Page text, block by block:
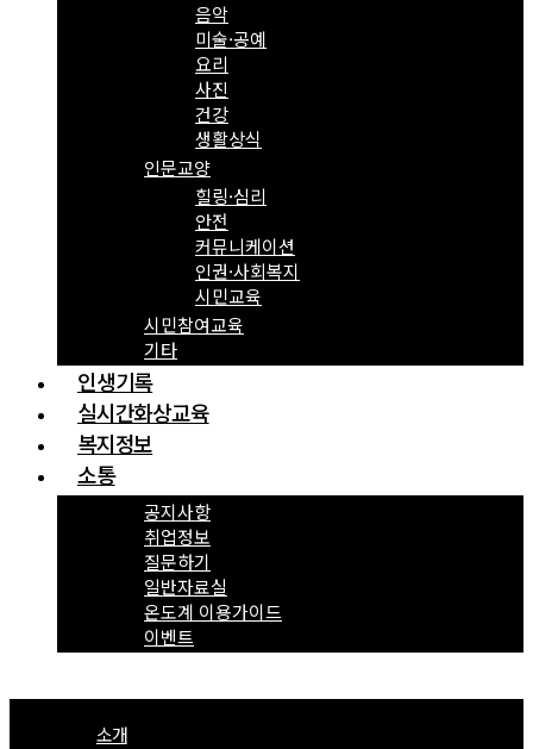
음악
미술·공예
요리
사진
건강
생활상식
인문교양
힐링·심리
안전
커뮤니케이션
인권·사회복지
시민교육
시민참여교육
기타
인생기록
실시간화상교육
복지정보
소통
공지사항
취업정보
질문하기
일반자료실
온도계 이용가이드
이벤트
소개